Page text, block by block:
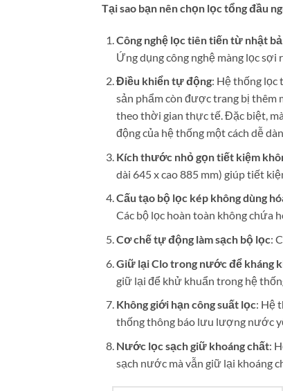
Tại sao bạn nên chọn lọc tổng đầu
Công nghệ lọc tiên tiến từ nhật
Ứng dụng công nghệ màng lọc sợi
Điều khiển tự động: Hệ thống lọc
sản phẩm còn được trang bị thêm
theo thời gian thực tế. Đặc biệt,
động của hệ thống một cách dễ
Kích thước nhỏ gọn tiết kiệm
dài 645 x cao 885 mm) giúp tiết
Cấu tạo bộ lọc kép không dùng
Các bộ lọc hoàn toàn không chứa
Cơ chế tự động làm sạch bộ lọc:
Giữ lại Clo trong nước để kháng
giữ lại để khử khuẩn trong hệ
Không giới hạn công suất lọc: Hệ
thống thông báo lưu lượng nước
Nước lọc sạch giữ khoáng chất:
sạch nước mà vẫn giữ lại khoáng